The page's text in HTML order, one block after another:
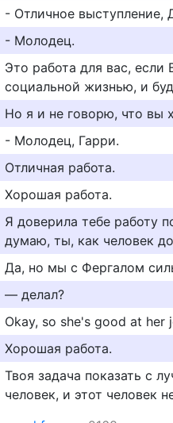
- Отличное выступление,
- Молодец.
Это работа для вас,
социальной жизнью, и
Но я и не говорю, что вы
- Молодец, Гарри.
Отличная работа.
Хорошая работа.
Я доверила тебе работу
думаю, ты, как человек
Да, но мы с Фергалом
— делал?
Okay, so she's good at her
Хорошая работа.
Твоя задача показать с
человек, и этот человек